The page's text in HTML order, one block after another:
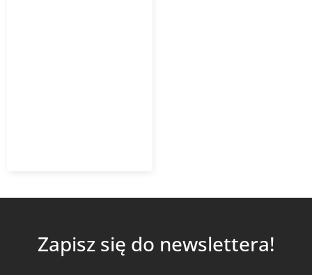
Zapisz się do newslettera!